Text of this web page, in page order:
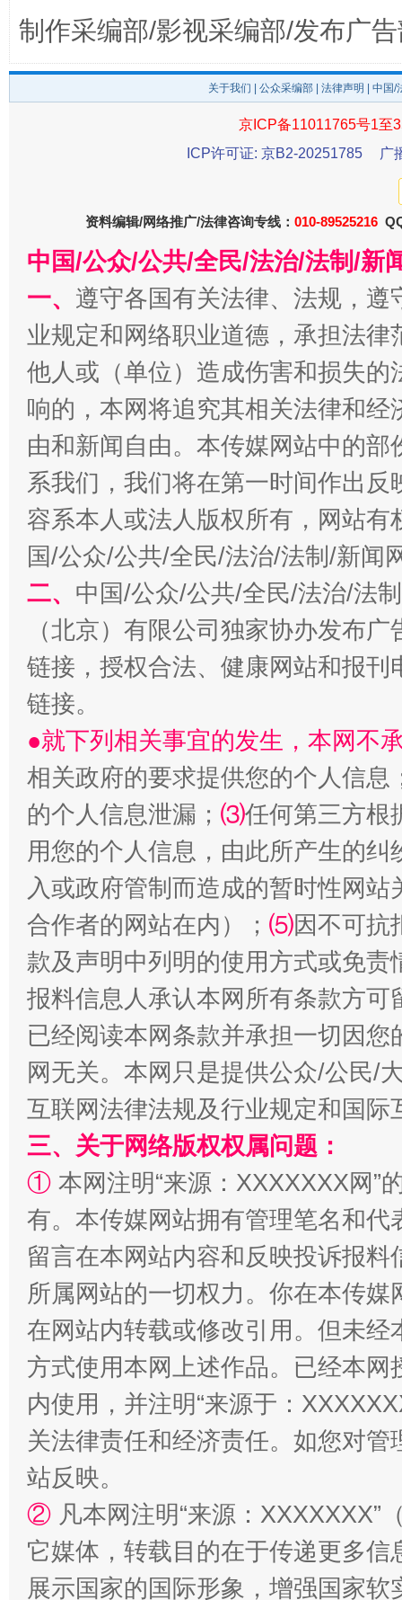
东山县通报“牛蛙产品抗生素超标问题” 法
千年窑火 生生不息 一
揭开“小金库”的免责幌子
受贿1.44亿！段成刚被判无期 从幼
全民健身五年计划来了！等你上场
阿坝州三大球赛在茂县开幕 规模
国家大学科技园优化重塑工作
制作采编部/影视采编部/发布广
关于我们 公众采编部 法律声明 | 中国
京ICP备11011765号1至
ICP许可证: 京B2-20251785
广
资料编辑/网络推广/法律咨询专线： 010-89525216
中国/公众/公共/全民/法治/法制/新
一、 遵守各国有关法律、法规，
业规定和网络职业道德，承担法
他人或（单位）造成伤害和损失
响的，本网将追究其相关法律和
由和新闻自由。本传媒网站中的
系我们，我们将在第一时间作出
容系本人或法人版权所有，网站
国/公众/公共/全民/法治/法制/新闻
二、 中国/公众/公共/全民/法治/法
（北京）有限公司独家协办发布
链接，授权合法、健康网站和报
链接。
●就下列相关事宜的发生，本网不
相关政府的要求提供您的个人信息
的个人信息泄漏； ⑶任何第三方根
用您的个人信息，由此所产生的纠
入或政府管制而造成的暂时性网
合作者的网站在内）； ⑸因不可抗
款及声明中列明的使用方式或免责
报料信息人承认本网所有条款方
已经阅读本网条款并承担一切因
网无关。本网只是提供公众/公民/
互联网法律法规及行业规定和国
三、关于网络版权权属问题：
① 本网注明“来源：XXXXXXX网”
有。本传媒网站拥有管理笔名和
留言在本网站内容和反映投诉报
所属网站的一切权力。你在本传
在网站内转载或修改引用。但未
方式使用本网上述作品。已经本
内使用，并注明“来源于：
关法律责任和经济责任。如您对
站反映。
② 凡本网注明“来源：
它媒体，转载目的在于传递更多
展示国家的国际形象，增强国家